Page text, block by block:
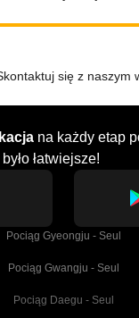
się z naszym
na każdy etap
łatwiejsze!
Pociąg Gyeongju - Seul
Pociąg Gwangju - Seul
Pociąg Daegu - Seul